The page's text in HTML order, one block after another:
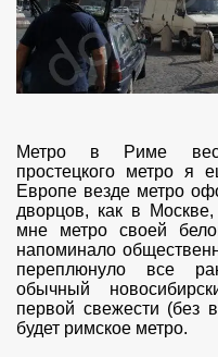
Метро в Риме
простецкого метро я
Европе везде метро
дворцов, как в
мне метро своей
напоминало
переплюнуло все
обычный
первой свежести (без
будет римское метро.